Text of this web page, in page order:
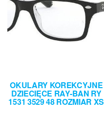
OKULARY KOREKCYJNE
DZIECIĘCE RAY-BAN RY
1531 3529 48 ROZMIAR XS